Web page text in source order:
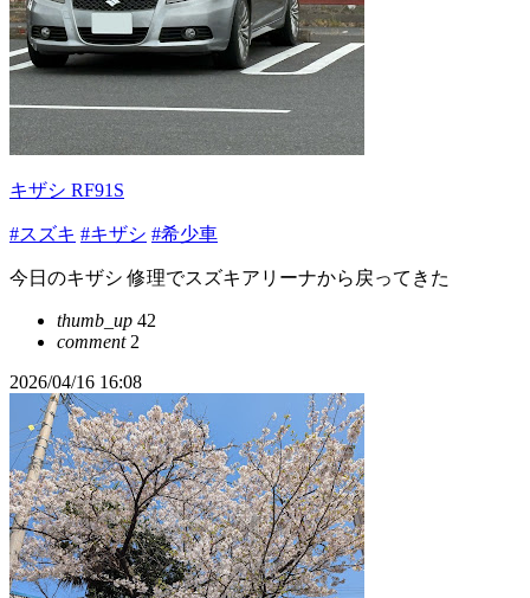
キザシ RF91S
#スズキ #キザシ #希少車
今日のキザシ 修理でスズキアリーナから戻ってきた
thumb_up 42
comment2
2026/04/16 16:08